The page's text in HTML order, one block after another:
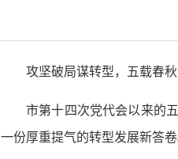
攻坚破局谋转型，五载春秋
市第十四次党代会以来的
一份厚重提气的转型发展新答卷